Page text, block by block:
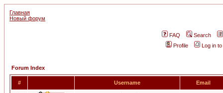
Главная
Новый форум
FAQ
Search
Profile
Log in
Forum Index
# Username Email